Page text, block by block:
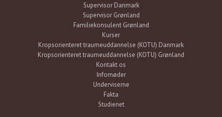
Supervisor Danmark
Supervisor Grønland
Familiekonsulent Grønland
Kurser
Kropsorienteret traumeuddannelse (KOTU) Danmark
Kropsorienteret traumeuddannelse (KOTU) Grønland
Kontakt os
Infomøder
Underviserne
Fakta
Studienet